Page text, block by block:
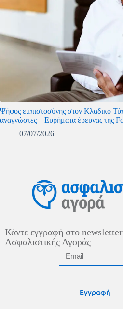
Ψήφος εμπιστοσύνης στον Κλαδικό
αναγνώστες – Ευρήματα έρευνας της
07/07/2026
Κάντε εγγραφή στο
Ασφαλιστικής Αγοράς
Εγγραφή